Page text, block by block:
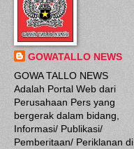
GOWATALLO NEWS
GOWA TALLO NEWS
Adalah Portal Web dari
Perusahaan Pers yang
bergerak dalam bidang,
Informasi/ Publikasi/
Pemberitaan/ Periklanan di